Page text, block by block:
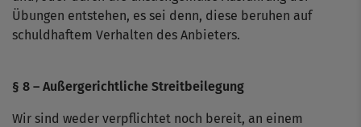
Übungen entstehen, es sei denn, diese beruhen auf
schuldhaftem Verhalten des Anbieters.
§ 8 – Außergerichtliche Streitbeilegung
Wir sind weder verpflichtet noch bereit, an einem